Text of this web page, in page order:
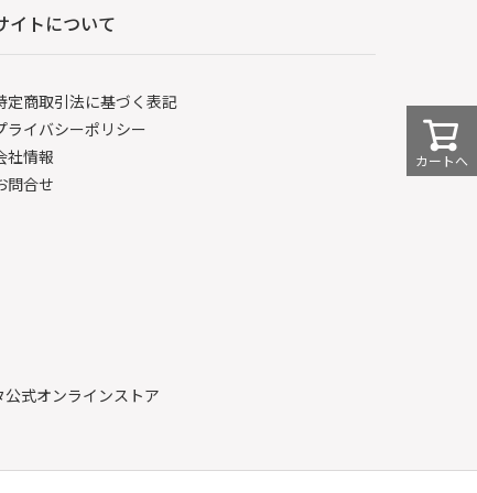
カートへ
イトについて
定商取引法に基づく表記
ライバシーポリシー
社情報
問合せ
式オンラインストア